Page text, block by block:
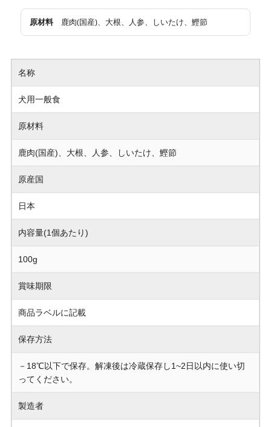
原材料 鹿肉(国産)、大根、人参、しいたけ、鰹節
名称
犬用一般食
原材料
鹿肉(国産)、大根、人参、しいたけ、鰹節
原産国
日本
内容量(1個あたり)
100g
賞味期限
商品ラベルに記載
保存方法
－18℃以下で保存。解凍後は冷蔵保存し1~2日以内に使い切
ってください。
製造者